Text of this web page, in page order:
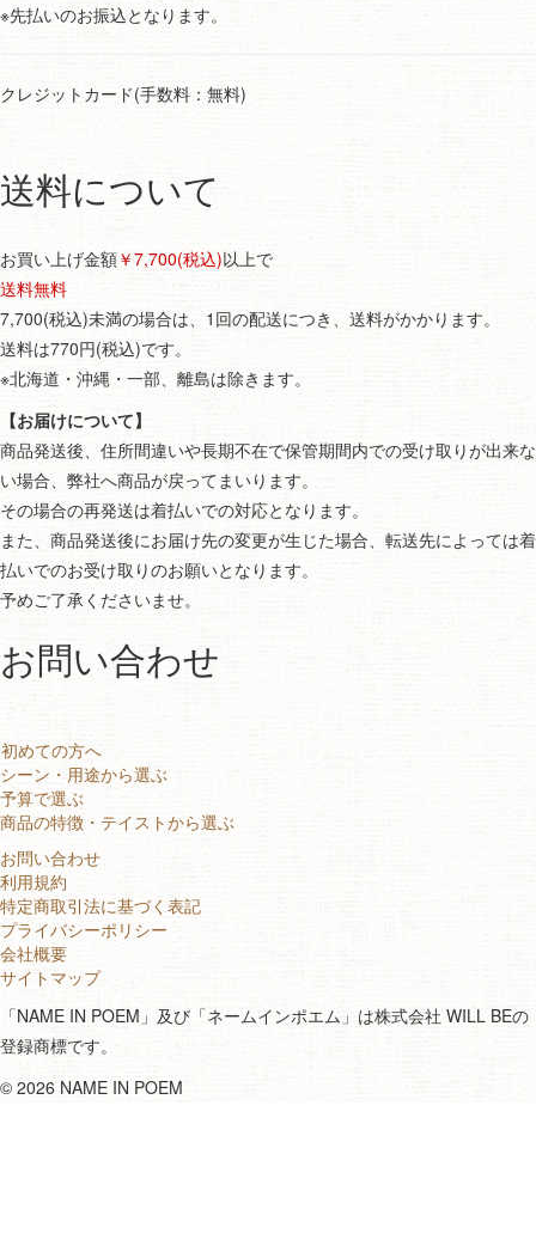
※先払いのお振込となります。
クレジットカード(手数料：無料)
送料について
お買い上げ金額￥7,700(税込)以上で
送料無料
7,700(税込)未満の場合は、1回の配送につき、送料がかかります。
送料は770円(税込)です。
※北海道・沖縄・一部、離島は除きます。
【お届けについて】
商品発送後、住所間違いや長期不在で保管期間内での受け取りが出来な
い場合、弊社へ商品が戻ってまいります。
その場合の再発送は着払いでの対応となります。
また、商品発送後にお届け先の変更が生じた場合、転送先によっては着
払いでのお受け取りのお願いとなります。
予めご了承くださいませ。
お問い合わせ
初めての方へ
シーン・用途から選ぶ
予算で選ぶ
商品の特徴・テイストから選ぶ
お問い合わせ
利用規約
特定商取引法に基づく表記
プライバシーポリシー
会社概要
サイトマップ
「NAME IN POEM」及び「ネームインポエム」は株式会社 WILL BEの
登録商標です。
© 2026 NAME IN POEM